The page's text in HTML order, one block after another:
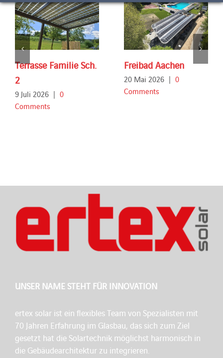
Terrasse Familie Sch.
2
9 Juli 2026 | 0
Comments
Freibad Aachen
20 Mai 2026 | 0
Comments
UNSER NAME STEHT FÜR INNOVATION
ertex solar ist ein flexibles Team von Spezialisten mit
70 Jahren Erfahrung im Glasbau, das sich zum Ziel
gesetzt hat die Solartechnik möglichst harmonisch in
die Gebäudearchitektur zu integrieren.